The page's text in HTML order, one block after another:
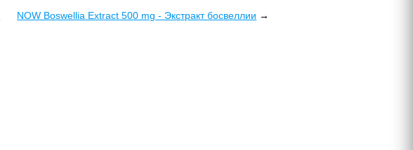
NOW Boswellia Extract 500 mg - Экстракт босвеллии →